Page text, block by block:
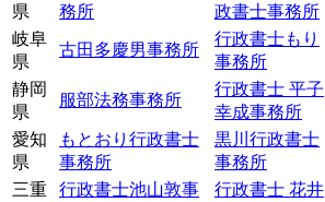
県
務所
政書士事務所
岐阜
県
古田多慶男事務所
行政書士もり
事務所
静岡
県
服部法務事務所
行政書士 平子
幸成事務所
愛知
県
もとおり行政書士
事務所
黒川行政書士
事務所
三重
行政書士池山敦事
行政書士 花井